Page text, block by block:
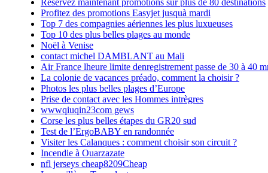
Profitez des promotions Easyjet jusquà mardi
Top 7 des compagnies aériennes les plus luxueuses
Top 10 des plus belles plages au monde
Noël à Venise
contact michel DAMBLANT au Mali
Air France lheure limite denregistrement passe de 30 à 40
La colonie de vacances préado, comment la choisir ?
Photos les plus belles plages d’Europe
Prise de contact avec les Hommes intrègres
wwwqiuqin23com gews
Corse les plus belles étapes du GR20 sud
Test de l’ErgoBABY en randonnée
Visiter les Calanques : comment choisir son circuit ?
Incendie à Ouarzazate
nfl jerseys cheap8209Cheap